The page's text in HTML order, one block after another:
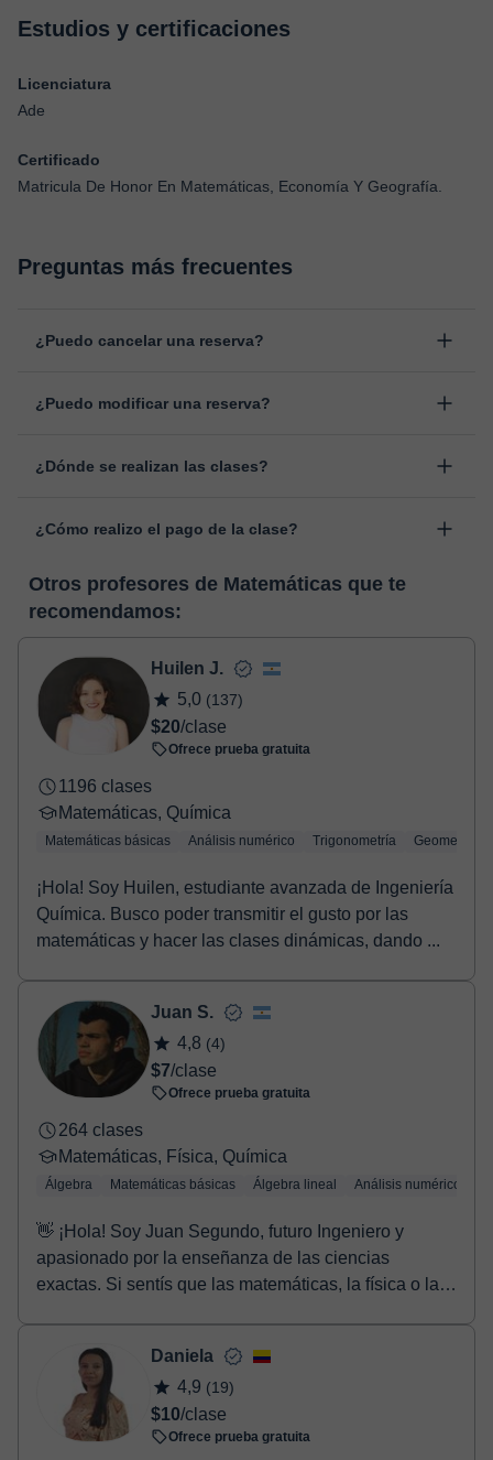
Estudios y certificaciones
Licenciatura
Ade
Certificado
Matricula De Honor En Matemáticas, Economía Y Geografía.
Preguntas más frecuentes
¿Puedo cancelar una reserva?
antes de la clase, indicando el motivo de cancelación.
¿Puedo modificar una reserva?
cambiar la hora o el día de clase. Puedes hacerlo desde tu área
¿Dónde se realizan las clases?
desarrollada para el ámbito formativo con muchas
pizarra virtual o el editor de textos a tiempo real. En el siguiente
enlace puedes ver una demo del aula y conocerla: Ver aula
virtual
¿Cómo realizo el pago de la clase?
horas, podrás realizar el pago mediante nuestro TPV virtual.
Tienes dos opciones para efectuar el pago:
- Tarjeta de crédito.
- Paypal.
Una vez realices el pago de la clase, recibirás un e-mail de
confirmación de la reserva.
Otros profesores de Matemáticas que te
recomendamos:
Huilen J.
5,0 (137)
$20/clase
Ofrece prueba gratuita
1196 clases
Matemáticas, Química
Matemáticas básicas Análisis numérico Trigonometría Geometría
¡Hola! Soy Huilen, estudiante avanzada de Ingeniería
Química. Busco poder transmitir el gusto por las
matemáticas y hacer las clases dinámicas, dando ...
Juan S.
4,8 (4)
$7/clase
Ofrece prueba gratuita
264 clases
Matemáticas, Física, Química
Álgebra Matemáticas básicas Álgebra lineal Análisis numérico
👋 ¡Hola! Soy Juan Segundo, futuro Ingeniero y
apasionado por la enseñanza de las ciencias
exactas. Si sentís que las matemáticas, la física o la
Daniela
4,9 (19)
$10/clase
Ofrece prueba gratuita